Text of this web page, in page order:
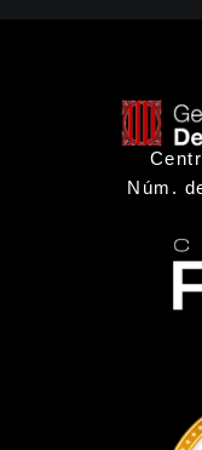
Núm.